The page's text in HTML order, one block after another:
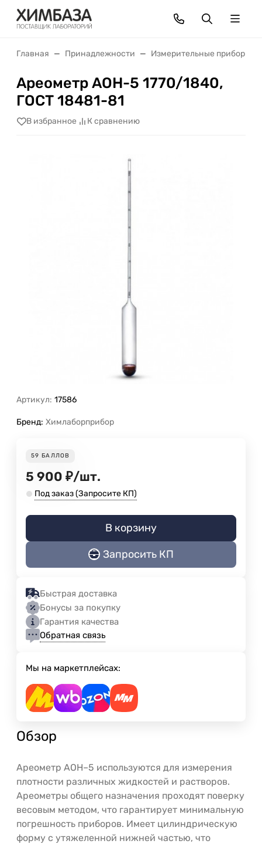
Главная Принадлежности Измерительные приборы
Ареометр АОН-5 1770/1840,
ГОСТ 18481-81
В избранное К сравнению
Артикул: 17586
Бренд: Химлаборприбор
59 БАЛЛОВ
5 900 ₽/шт.
Под заказ (Запросите КП)
В корзину
Запросить КП
Быстрая доставка
Бонусы за покупку
Гарантия качества
Обратная связь
Мы на маркетплейсах:
Обзор
Ареометр АОН–5 используются для измерения
плотности различных жидкостей и растворов.
Ареометры общего назначения проходят поверку
весовым методом, что гарантирует минимальную
погрешность приборов. Имеет цилиндрическую
форму с утяжеленной нижней частью, что